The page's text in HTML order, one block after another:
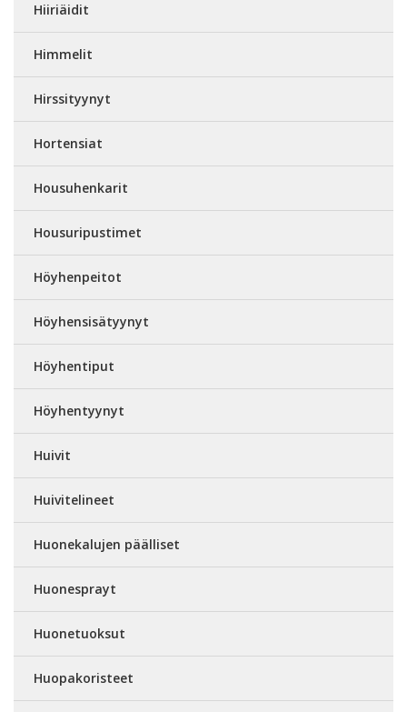
Hiiriäidit
Himmelit
Hirssityynyt
Hortensiat
Housuhenkarit
Housuripustimet
Höyhenpeitot
Höyhensisätyynyt
Höyhentiput
Höyhentyynyt
Huivit
Huivitelineet
Huonekalujen päälliset
Huonesprayt
Huonetuoksut
Huopakoristeet